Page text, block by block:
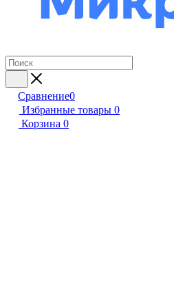
Сравнение0
Избранные товары 0
Корзина 0